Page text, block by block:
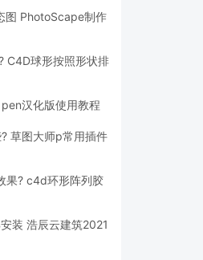
图 PhotoScape制作
C4D球形按照形状排
汉化版使用教程
草图大师p常用插件
果? c4d环形阵列胶
装 浩辰云建筑2021